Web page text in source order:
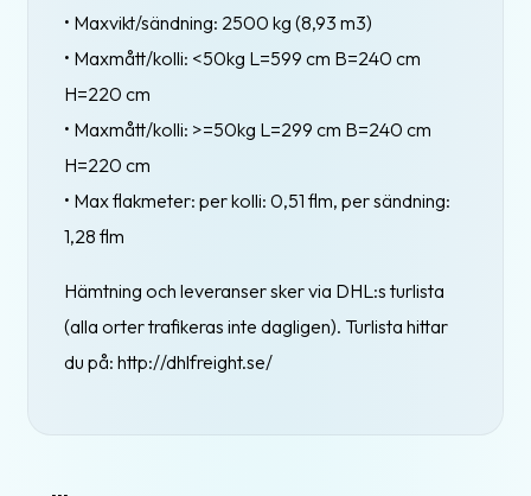
• Maxvikt/sändning: 2500 kg (8,93 m3)
• Maxmått/kolli: <50kg L=599 cm B=240 cm
H=220 cm
• Maxmått/kolli: >=50kg L=299 cm B=240 cm
H=220 cm
• Max flakmeter: per kolli: 0,51 flm, per sändning:
1,28 flm
Hämtning och leveranser sker via DHL:s turlista
(alla orter trafikeras inte dagligen). Turlista hittar
du på: http://dhlfreight.se/